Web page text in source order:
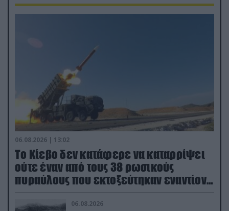
06.08.2026 | 13:02
Το Κίεβο δεν κατάφερε να καταρρίψει
ούτε έναν από τους 38 ρωσικούς
πυραύλους που εκτοξεύτηκαν εναντίον
του
06.08.2026